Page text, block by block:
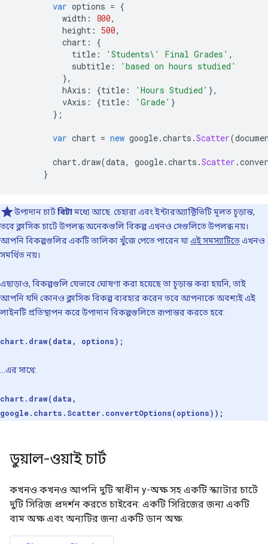
var options = {
width : 800,
height : 500,
chart :
{
title : 'Students\' Final Grades' ,
subtitle :
'based on hours studied'
},
hAxis : {title : 'Hours Studied' },
vAxis : {title : 'Grade' }
};
var chart = new google.charts .Scatter(
chart.draw(data, google.charts .Scatter .
}
উপাদান চার্টবিটামধ্যে আছে. চেহারা এবং ইন্টারঅ্যাক্টিভিটি মূলত চূড়ান্ত,
তবে ক্লাসিক চার্টে উপলব্ধ অনেকগুলি বিকল্প এখনও সেগুলিতে উপলব্ধ নয়।
আপনি বিকল্পগুলির একটি তালিকা খুঁজে পেতে পারেন যা এই সমস্যাটিতে এখনও
সমর্থিত নয়।
এছাড়াও, বিকল্পগুলি যেভাবে ঘোষণা করা হয়েছে তা চূড়ান্ত করা হয়নি, তাই
আপনি যদি কোনও ক্লাসিক বিকল্প ব্যবহার করেন তবে আপনাকে অবশ্যই এই
লাইনটি প্রতিস্থাপন করে উপাদান বিকল্পগুলিতে রূপান্তর করতে হবে:
chart.draw(data, options);
...এর সাথে:
chart.draw(data,
google.charts.Scatter.convertOptions(options));
ডুয়াল-ওয়াই চার্ট
কখনও কখনও আপনি দুটি স্বাধীন y-অক্ষ সহ একটি স্ক্যাটার চার্টে
দুটি সিরিজ প্রদর্শন করতে চাইবেন: একটি সিরিজের জন্য একটি
বাম অক্ষ এবং অন্যটির জন্য একটি ডান অক্ষ: